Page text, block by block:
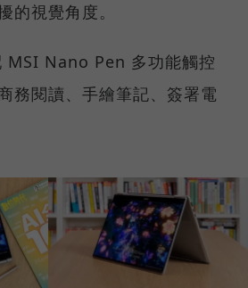
的視覺角度。
MSI Nano Pen 多功能觸控
務閱讀、手繪筆記、簽署電